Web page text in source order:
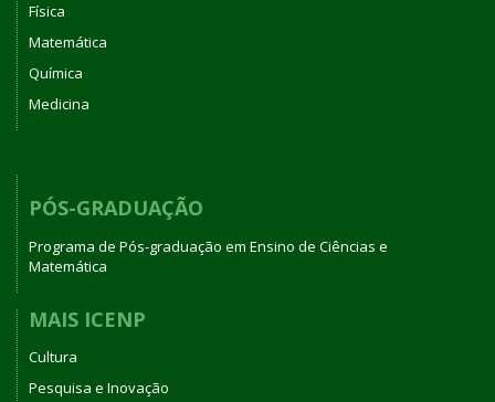
Física
Matemática
Química
Medicina
PÓS-GRADUAÇÃO
Programa de Pós-graduação em Ensino de Ciências e
Matemática
MAIS ICENP
Cultura
Pesquisa e Inovação